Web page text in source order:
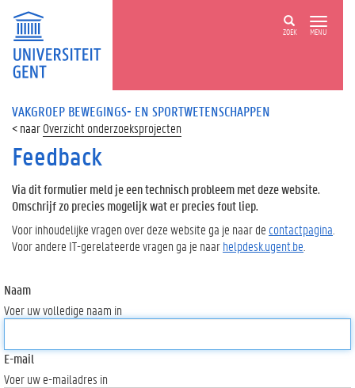
ZOEK MENU
VAKGROEP BEWEGINGS- EN SPORTWETENSCHAPPEN
Overzicht onderzoeksprojecten
Feedback
Via dit formulier meld je een technisch probleem met deze website.
Omschrijf zo precies mogelijk wat er precies fout liep.
Voor inhoudelijke vragen over deze website ga je naar de contactpagina
Voor andere IT-gerelateerde vragen ga je naarhelpdesk.ugent.be
Naam
Voer uw volledige naam in
E-mail
Voer uw e-mailadres in